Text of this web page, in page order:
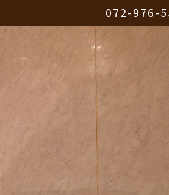
072-976-